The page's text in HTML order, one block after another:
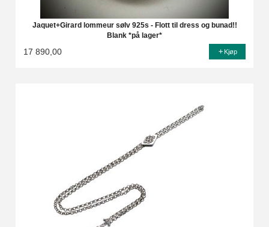
Jaquet+Girard lommeur sølv 925s - Flott til dress og bunad!!
Blank *på lager*
17 890,00 Kjøp